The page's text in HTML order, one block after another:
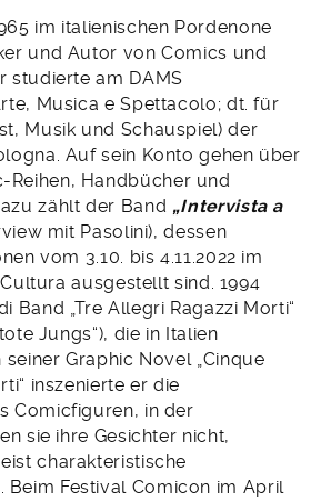
im italienischen Pordenone
und Autor von Comics und
studierte am DAMS
Musica e Spettacolo; dt. für
Musik und Schauspiel) der
Auf sein Konto gehen über
Reihen, Handbücher und
zählt der Band „Intervista a
mit Pasolini), dessen
vom 3.10. bis 4.11.2022 im
ausgestellt sind. 1994
Band „Tre Allegri Ragazzi Morti“
Jungs“), die in Italien
Graphic Novel „Cinque
inszenierte er die
Comicfiguren, in der
sie ihre Gesichter nicht,
charakteristische
Beim Festival Comicon im April